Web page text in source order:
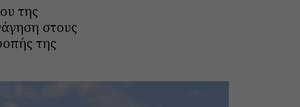
της
στους
της